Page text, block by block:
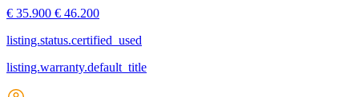
€ 35.900 € 46.200
listing.status.certified_used
listing.warranty.default_title